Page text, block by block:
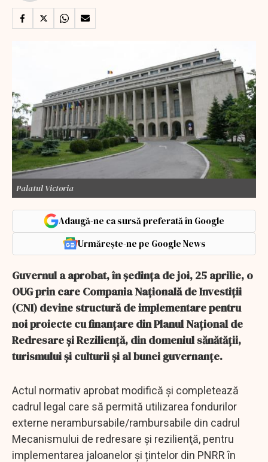
Palatul Victoria
Adaugă-ne ca sursă preferată în Google
Urmărește-ne pe Google News
Guvernul a aprobat, în ședința de joi, 25 aprilie, o
OUG prin care Compania Națională de Investiții
(CNI) devine structură de implementare pentru
noi proiecte cu finanțare din Planul Național de
Redresare și Reziliență, din domeniul sănătății,
turismului și culturii și al bunei guvernanțe.
Actul normativ aprobat modifică și completează
cadrul legal care să permită utilizarea fondurilor
externe nerambursabile/rambursabile din cadrul
Mecanismului de redresare şi rezilienţă, pentru
implementarea jaloanelor și țintelor din PNRR în